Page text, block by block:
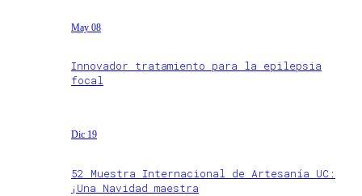
May 08
Innovador tratamiento para la epilepsia
focal
Dic 19
52 Muestra Internacional de Artesanía UC:
¡Una Navidad maestra